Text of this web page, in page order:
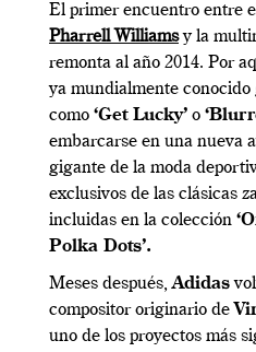
El primer encuentro entre
Pharrell Williamsy la
remonta al año 2014. Por
ya mundialmente conocido
como ‘Get Lucky’ o
embarcarse en una nueva
gigante de la moda
exclusivos de las clásicas
incluidas en la colección
Polka Dots’.
Meses después,Adidas
compositor originario de
uno de los proyectos más